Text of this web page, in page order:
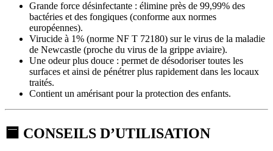
Grande force désinfectante : élimine près de 99,99% des
bactéries et des fongiques (conforme aux normes
européennes).
Virucide à 1% (norme NF T 72180) sur le virus de la maladie
de Newcastle (proche du virus de la grippe aviaire).
Une odeur plus douce : permet de désodoriser toutes les
surfaces et ainsi de pénétrer plus rapidement dans les locaux
traités.
Contient un amérisant pour la protection des enfants.
🟦 CONSEILS D’UTILISATION